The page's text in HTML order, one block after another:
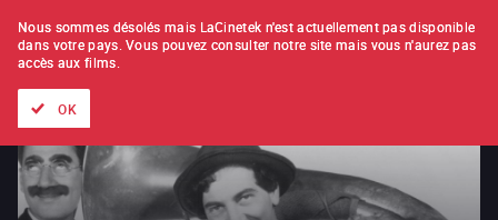
À L'UNITÉ ABONNEMENT
Nous sommes désolés mais LaCinetek n'est actuellement pas disponible
dans votre pays. Vous pouvez consulter notre site mais vous n'aurez pas
accès aux films.
OK